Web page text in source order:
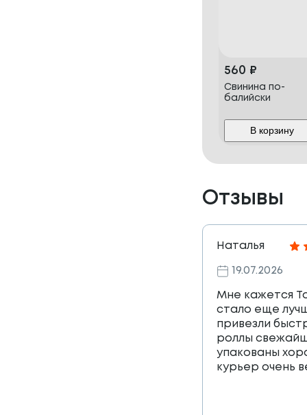
560 ₽
Свинина по-
балийски
В корзину
Отзывы
Наталья
19.07.2026
Мне кажется
стало еще
привезли
роллы
упакованы
курьер очень